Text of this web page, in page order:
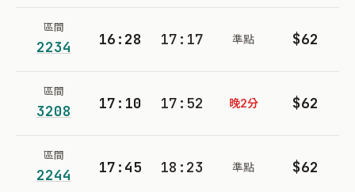
區間
2234 16:28 17:17 準點 $62
區間
3208 17:10 17:52 晚2分 $62
區間
2244 17:45 18:23 準點 $62